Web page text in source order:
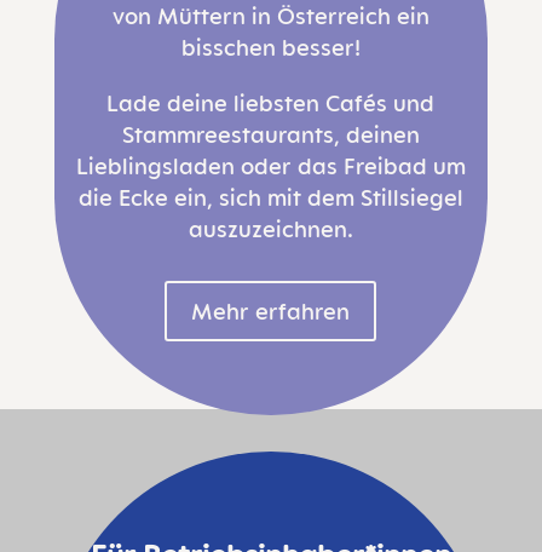
von Müttern in Österreich ein
bisschen besser!
Lade deine liebsten Cafés und
Stammreestaurants, deinen
Lieblingsladen oder das Freibad um
die Ecke ein, sich mit dem Stillsiegel
auszuzeichnen.
Mehr erfahren